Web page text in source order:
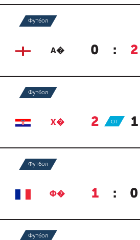
Футбол
А� 0 : 2
Футбол
Х� 2 : 1
ОТ
Футбол
Ф� 1 : 0
Футбол